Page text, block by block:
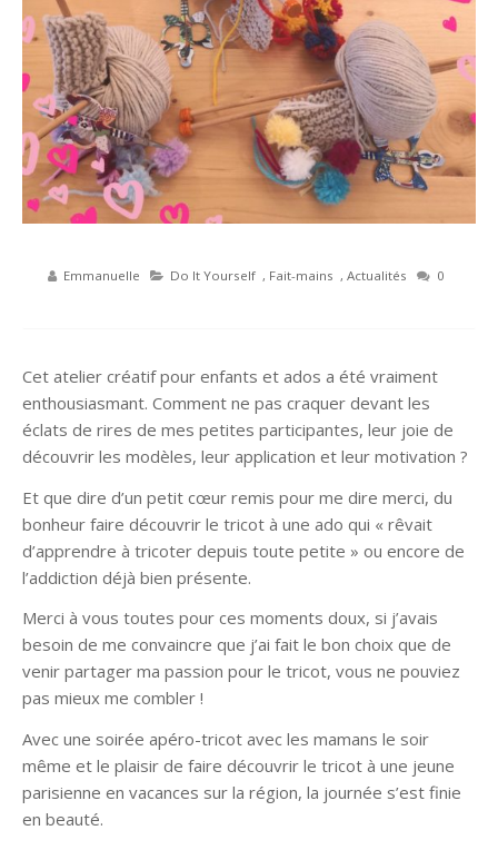
Emmanuelle Do It Yourself , Fait-mains , Actualités 0
Cet atelier créatif pour enfants et ados a été vraiment
enthousiasmant. Comment ne pas craquer devant les
éclats de rires de mes petites participantes, leur joie de
découvrir les modèles, leur application et leur motivation ?
Et que dire d’un petit cœur remis pour me dire merci, du
bonheur faire découvrir le tricot à une ado qui « rêvait
d’apprendre à tricoter depuis toute petite » ou encore de
l’addiction déjà bien présente.
Merci à vous toutes pour ces moments doux, si j’avais
besoin de me convaincre que j’ai fait le bon choix que de
venir partager ma passion pour le tricot, vous ne pouviez
pas mieux me combler !
Avec une soirée apéro-tricot avec les mamans le soir
même et le plaisir de faire découvrir le tricot à une jeune
parisienne en vacances sur la région, la journée s’est finie
en beauté.